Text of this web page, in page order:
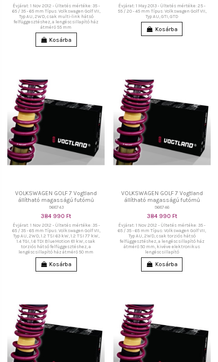
Évjárat: 1 Nov 2012 - Ültetés mértéke: 35 -
65 / 35 - 65 mm Típus: Volkswagen Golf VII,
Typ AU, 2WD, csak multi-link hátsó
felfüggesztéshez, a lengéscsillapító ház
átmérő 55 mm
Kosárba
Évjárat: 1 May 2013 - Ültetés mértéke: 25 -
55 / 20 - 45 mm Típus: Volkswagen Golf VII,
Typ AU, GTI, GTD
Kosárba
VOLKSWAGEN GOLF 7 Vogtland
állítható magasságú futómű
968743
384 990 Ft
Évjárat: 1 Nov 2012 - Ültetés mértéke: 35 -
65 / 35 - 65 mm Típus: Volkswagen Golf VII,
Typ AU, 2WD, 1.2 TSI 63 kW, 1.2 TSI 77 kW,
1.4 TGI, 1.6 TDI BlueMotion 81 kW, csak
torziós hátsó felfüggesztéshez, a
lengéscsillapító ház átmérő 50 mm
Kosárba
VOLKSWAGEN GOLF 7 Vogtland
állítható magasságú futómű
968746
384 990 Ft
Évjárat: 1 Nov 2012 - Ültetés mértéke: 35 -
65 / 35 - 65 mm Típus: Volkswagen Golf VII,
Typ AU, 2WD, csak torziós hátsó
felfüggesztéshez, a lengéscsillapító ház
átmérő 50 mm, kivéve elektronikus
lengéscsillapító
Kosárba